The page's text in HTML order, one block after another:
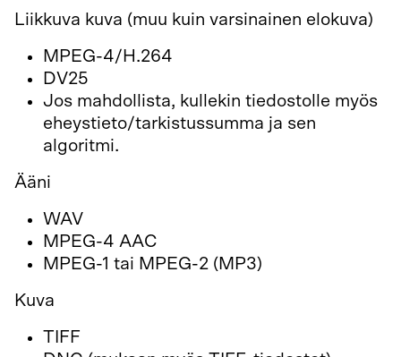
Liikkuva kuva (muu kuin varsinainen elokuva)
MPEG-4/H.264
DV25
Jos mahdollista, kullekin tiedostolle myös
eheystieto/tarkistussumma ja sen
algoritmi.
Ääni
WAV
MPEG-4 AAC
MPEG-1 tai MPEG-2 (MP3)
Kuva
TIFF